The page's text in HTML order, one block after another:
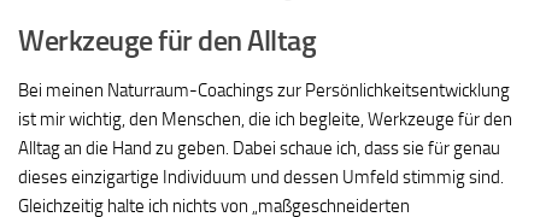
Werkzeuge für den Alltag
Bei meinen Naturraum-Coachings zur Persönlichkeitsentwicklung
ist mir wichtig, den Menschen, die ich begleite, Werkzeuge für den
Alltag an die Hand zu geben. Dabei schaue ich, dass sie für genau
dieses einzigartige Individuum und dessen Umfeld stimmig sind.
Gleichzeitig halte ich nichts von „maßgeschneiderten